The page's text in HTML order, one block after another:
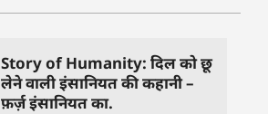
Story of Humanity: दिल को छू
लेने वाली इंसानियत की कहानी –
फ़र्ज़ इंसानियत का.